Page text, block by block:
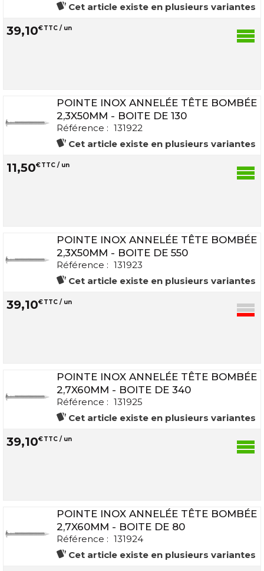
Cet article existe en plusieurs variantes
39,10€TTC / un
POINTE INOX ANNELÉE TÊTE BOMBÉE
2,3X50MM - BOITE DE 130
Référence : 131922
Cet article existe en plusieurs variantes
11,50€TTC / un
POINTE INOX ANNELÉE TÊTE BOMBÉE
2,3X50MM - BOITE DE 550
Référence : 131923
Cet article existe en plusieurs variantes
39,10€TTC / un
POINTE INOX ANNELÉE TÊTE BOMBÉE
2,7X60MM - BOITE DE 340
Référence : 131925
Cet article existe en plusieurs variantes
39,10€TTC / un
POINTE INOX ANNELÉE TÊTE BOMBÉE
2,7X60MM - BOITE DE 80
Référence : 131924
Cet article existe en plusieurs variantes